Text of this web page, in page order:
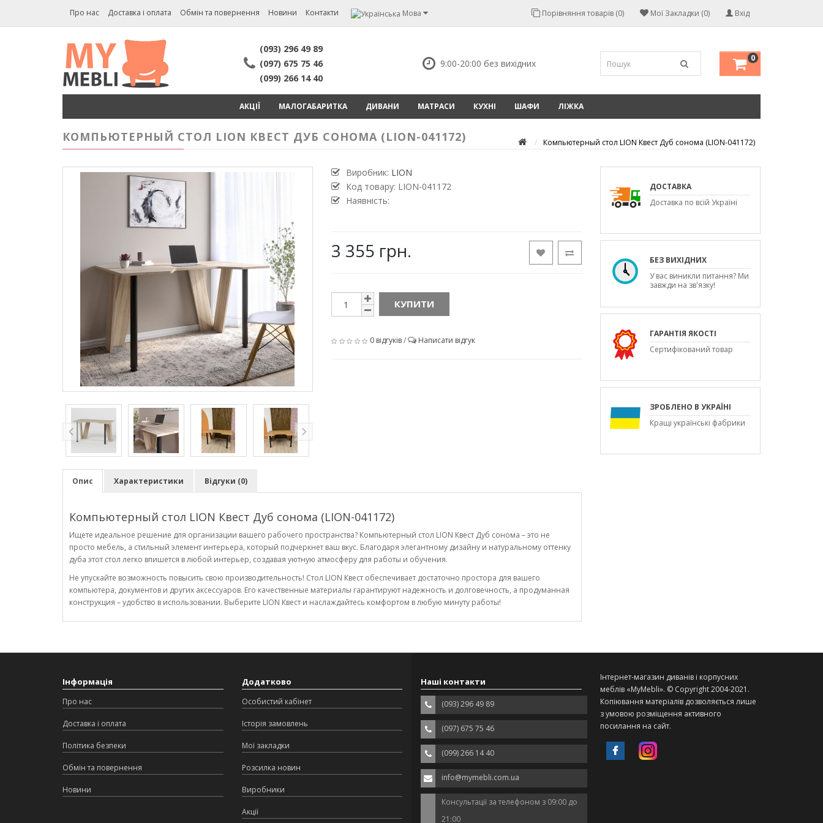
Про нас Доставка і оплата Обмін та повернення Новини Контакти Мова Вхід
Мої Закладки (0)
Порівняння товарів (0)
(093) 296 49 89
(097) 675 75 46
(099) 266 14 40
9:00-20:00 без вихідних 0
АКЦІЇ МАЛОГАБАРИТКА ДИВАНИ МАТРАСИ КУХНІ ШАФИ ЛІЖКА
Компьютерный стол LION Квест Дуб сонома (LION-041172)
КОМПЬЮТЕРНЫЙ СТОЛ LION КВЕСТ ДУБ СОНОМА (LION-041172)
Виробник: LION
Код товару: LION-041172
Наявність:
3 355 грн.
КУПИТИ
0 відгуків/ Написати відгук
Опис Характеристики Відгуки (0)
Компьютерный стол LION Квест Дуб сонома (LION-041172)
Ищете идеальное решение для организации вашего рабочего пространства? Компьютерный стол LION Квест Дуб сонома – это не
просто мебель, а стильный элемент интерьера, который подчеркнет ваш вкус. Благодаря элегантному дизайну и натуральному оттенку
дуба этот стол легко впишется в любой интерьер, создавая уютную атмосферу для работы и обучения.
Не упускайте возможность повысить свою производительность! Стол LION Квест обеспечивает достаточно простора для вашего
компьютера, документов и других аксессуаров. Его качественные материалы гарантируют надежность и долговечность, а продуманная
конструкция – удобство в использовании. Выберите LION Квест и наслаждайтесь комфортом в любую минуту работы!
ДОСТАВКА
Доставка по всій Україні
БЕЗ ВИХІДНИХ
У вас виникли питання? Ми
завжди на зв'язку!
ГАРАНТІЯ ЯКОСТІ
Сертифікований товар
ЗРОБЛЕНО В УКРАЇНІ
Кращі українські фабрики
Інформація
Про нас
Доставка і оплата
Політика безпеки
Обмін та повернення
Новини
Додатково
Особистий кабінет
Історія замовлень
Мої закладки
Розсилка новин
Виробники
Акції
Наші контакти
(093) 296 49 89
(097) 675 75 46
(099) 266 14 40
info@mymebli.com.ua
Консультації за телефоном з 09:00 до
21:00
Інтернет-магазин диванів і корпусних
меблів «MyMebli». © Copyright 2004-2021.
Копіювання матеріалів дозволяється лише
з умовою розміщення активного
посилання на сайт.